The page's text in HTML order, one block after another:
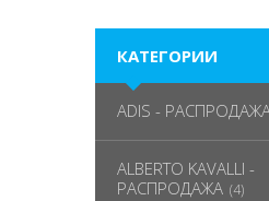
КАТЕГОРИИ
ADIS -
ALBERTO KAVALLI -
РАСПРОДАЖА (4)